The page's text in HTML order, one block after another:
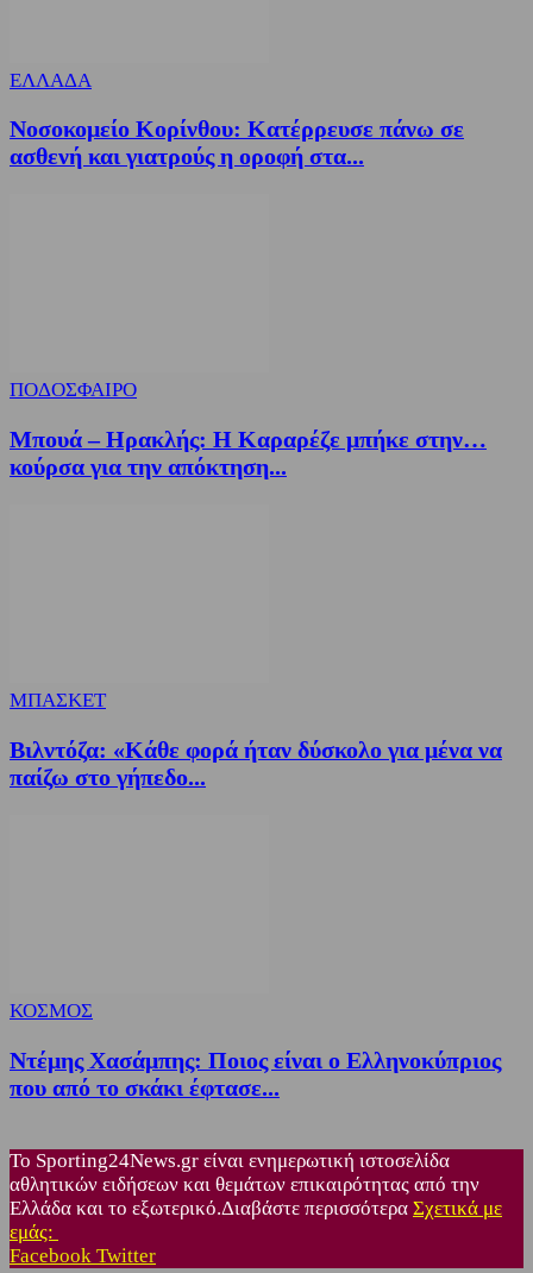
ΕΛΛΑΔΑ
Νοσοκομείο Κορίνθου: Κατέρρευσε πάνω σε
ασθενή και γιατρούς η οροφή στα...
ΠΟΔΟΣΦΑΙΡΟ
Μπουά – Ηρακλής: Η Καραρέζε μπήκε στην…
κούρσα για την απόκτηση...
ΜΠΑΣΚΕΤ
Βιλντόζα: «Κάθε φορά ήταν δύσκολο για μένα να
παίζω στο γήπεδο...
ΚΟΣΜΟΣ
Ντέμης Χασάμπης: Ποιος είναι ο Ελληνοκύπριος
που από το σκάκι έφτασε...
Το Sporting24News.gr είναι ενημερωτική ιστοσελίδα
αθλητικών ειδήσεων και θεμάτων επικαιρότητας από την
Ελλάδα και το εξωτερικό.Διαβάστε περισσότερα Σχετικά με
εμάς:
Facebook Twitter